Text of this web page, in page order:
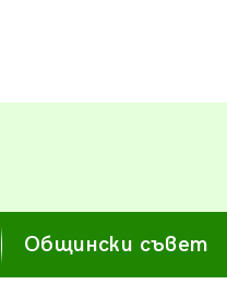
Общински съвет